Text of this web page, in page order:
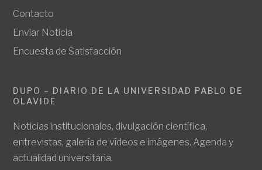
Contacto
Enviar Noticia
Encuesta de Satisfacción
DUPO – DIARIO DE LA UNIVERSIDAD PABLO DE
OLAVIDE
Noticias institucionales, divulgación científica,
entrevistas, galería de vídeos e imágenes. Agenda y
actualidad universitaria.